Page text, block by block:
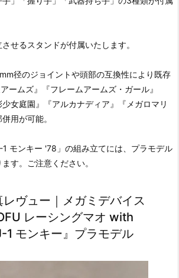
せるスタンドが付属いたします。
径のジョイントや頭部の互換性により既存
ームズ』『フレームアームズ・ガール』
少女庭園』『アルカナディア』『メガロマリ
用が可能。
モンキー '78」の組み立てには、プラモデル
す。ご注意ください。
ヴュー｜メガミデバイス
レーシングマオ with
モンキー』プラモデル